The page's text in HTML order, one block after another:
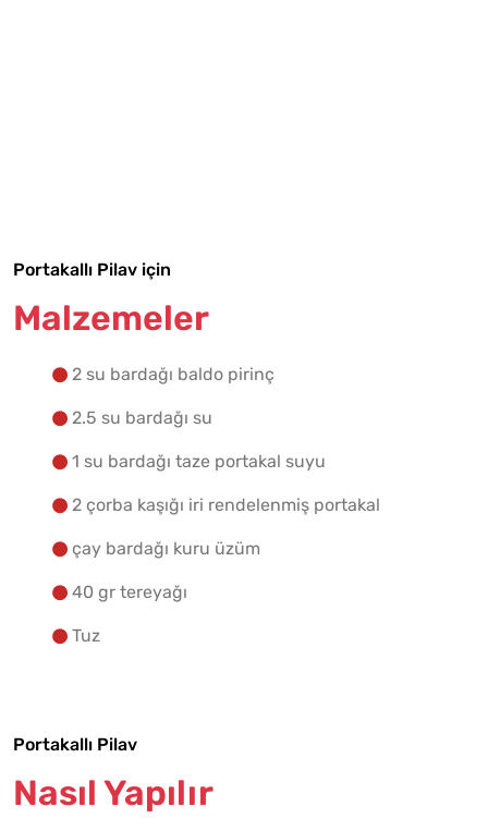
Portakallı Pilav için
Malzemeler
2 su bardağı baldo pirinç
2.5 su bardağı su
1 su bardağı taze portakal suyu
2 çorba kaşığı iri rendelenmiş portakal
çay bardağı kuru üzüm
40 gr tereyağı
Tuz
Portakallı Pilav
Nasıl Yapılır